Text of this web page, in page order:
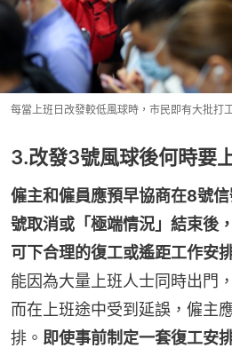
每當上班日改發較低風球時，市民即有大批打
3.改發3號風球後何時要
僱主和僱員應預早協商在8號
號取消或「極端情況」結束後
可下合理的復工或遙距工作安
能因為大量上班人士同時出門
而在上班途中受到延誤，僱主
排。 即使事前制定一套復工安